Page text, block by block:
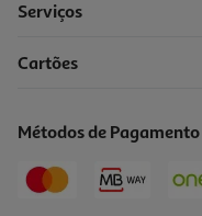
Serviços
Cartões
Métodos de Pagamento